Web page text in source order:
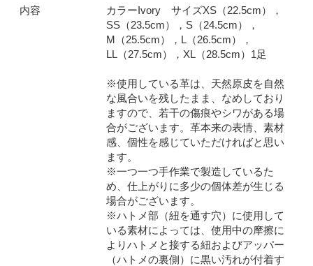
内容
カラーIvory サイズXS（22.5cm），
SS（23.5cm），S（24.5cm），
M（25.5cm），L（26.5cm），
LL（27.5cm），XL（28.5cm）1足
※使用している革は、天然原皮を自然
な風合いを残したまま、なめしており
ますので、若干の傷痕やシワがある場
合がございます。革本来の表情、素材
感、個性を感じていただければと思い
ます。
※一つ一つ手作業で製造しているた
め、仕上がりに多少の個体差が生じる
場合がございます。
※ハトメ部（紐を通す穴）に使用して
いる素材によっては、使用中の摩擦に
よりハトメと接する紐およびアッパー
（ハトメの裏側）に黒い汚れが付着す